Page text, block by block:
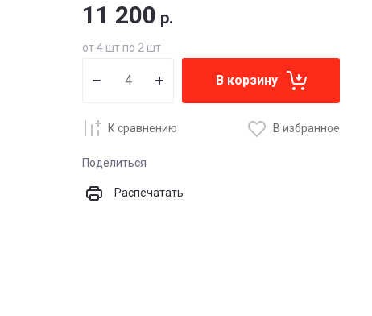
11 200 р.
от 4 шт по 2 шт
В корзину
К сравнению В избранное
Поделиться
Распечатать